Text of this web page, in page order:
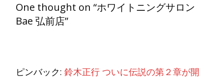
One thought on “ホワイトニングサロン
Bae 弘前店”
ピンバック: 鈴木正行 ついに伝説の第２章が開